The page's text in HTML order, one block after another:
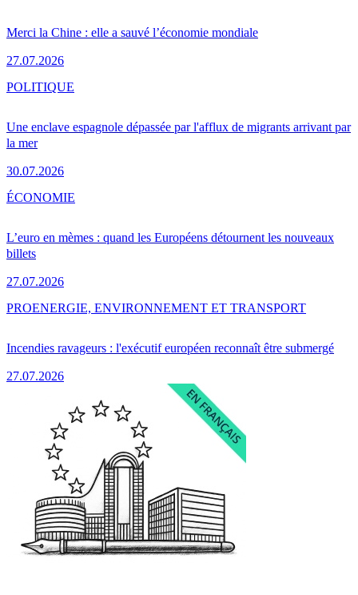
Merci la Chine : elle a sauvé l’économie mondiale
27.07.2026
Une enclave espagnole dépassée par l'afflux de migrants arrivant par
la mer
30.07.2026
POLITIQUE
L’euro en mèmes : quand les Européens détournent les nouveaux
billets
27.07.2026
ÉCONOMIE
Incendies ravageurs : l'exécutif européen reconnaît être submergé
27.07.2026
PROENERGIE, ENVIRONNEMENT ET TRANSPORT